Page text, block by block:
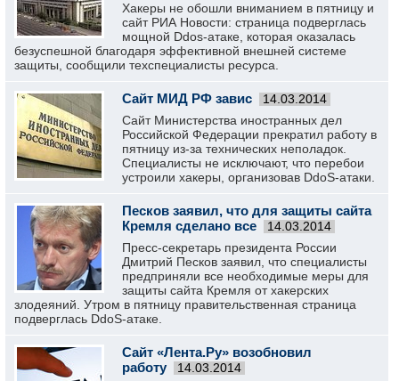
Хакеры не обошли вниманием в пятницу и
сайт РИА Новости: страница подверглась
мощной Ddos-атаке, которая оказалась
безуспешной благодаря эффективной внешней системе
защиты, сообщили техспециалисты ресурса.
Сайт МИД РФ завис 14.03.2014
Сайт Министерства иностранных дел
Российской Федерации прекратил работу в
пятницу из-за технических неполадок.
Специалисты не исключают, что перебои
устроили хакеры, организовав DdoS-атаки.
Песков заявил, что для защиты сайта
Кремля сделано все
14.03.2014
Пресс-секретарь президента России
Дмитрий Песков заявил, что специалисты
предприняли все необходимые меры для
защиты сайта Кремля от хакерских
злодеяний. Утром в пятницу правительственная страница
подверглась DdoS-атаке.
Сайт «Лента.Ру» возобновил
работу
14.03.2014